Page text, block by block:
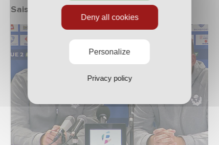
Saison 2021/2022
Deny all cookies
Personalize
Privacy policy